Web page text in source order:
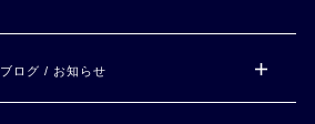
ブログ / お知らせ